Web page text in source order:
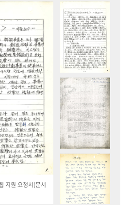
지원 요청서(문서